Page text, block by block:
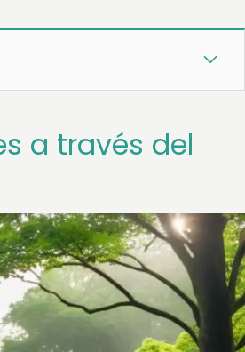
a través del